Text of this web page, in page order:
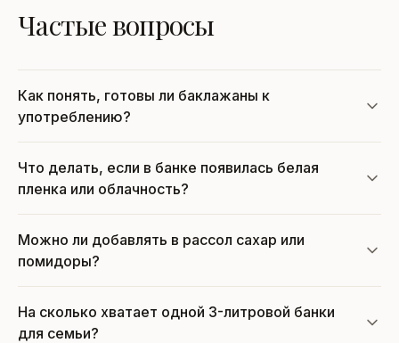
Частые вопросы
Как понять, готовы ли баклажаны к
употреблению?
Что делать, если в банке появилась белая
пленка или облачность?
Можно ли добавлять в рассол сахар или
помидоры?
На сколько хватает одной 3-литровой банки
для семьи?